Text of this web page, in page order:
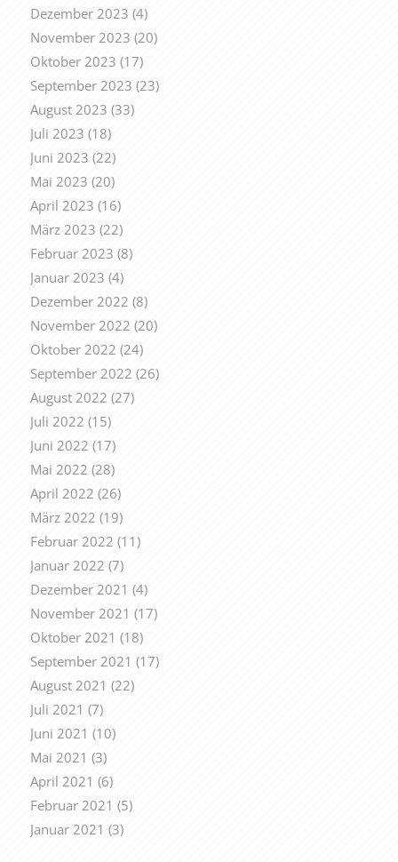
Dezember 2023 (4)
November 2023 (20)
Oktober 2023 (17)
September 2023 (23)
August 2023 (33)
Juli 2023 (18)
Juni 2023 (22)
Mai 2023 (20)
April 2023 (16)
März 2023 (22)
Februar 2023 (8)
Januar 2023 (4)
Dezember 2022 (8)
November 2022 (20)
Oktober 2022 (24)
September 2022 (26)
August 2022 (27)
Juli 2022 (15)
Juni 2022 (17)
Mai 2022 (28)
April 2022 (26)
März 2022 (19)
Februar 2022 (11)
Januar 2022 (7)
Dezember 2021 (4)
November 2021 (17)
Oktober 2021 (18)
September 2021 (17)
August 2021 (22)
Juli 2021 (7)
Juni 2021 (10)
Mai 2021 (3)
April 2021 (6)
Februar 2021 (5)
Januar 2021 (3)